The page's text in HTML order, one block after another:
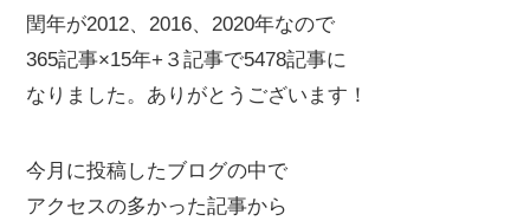
閏年が2012、2016、2020年なので
365記事×15年+３記事で5478記事に
なりました。ありがとうございます！
今月に投稿したブログの中で
アクセスの多かった記事から